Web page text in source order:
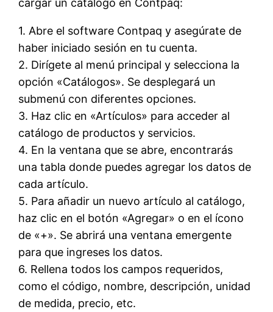
cargar un catálogo en Contpaq:
1. Abre el software Contpaq y asegúrate de
haber iniciado sesión en tu cuenta.
2. Dirígete al menú principal y selecciona la
opción «Catálogos». Se desplegará un
submenú con diferentes opciones.
3. Haz clic en «Artículos» para acceder al
catálogo de productos y servicios.
4. En la ventana que se abre, encontrarás
una tabla donde puedes agregar los datos de
cada artículo.
5. Para añadir un nuevo artículo al catálogo,
haz clic en el botón «Agregar» o en el ícono
de «+». Se abrirá una ventana emergente
para que ingreses los datos.
6. Rellena todos los campos requeridos,
como el código, nombre, descripción, unidad
de medida, precio, etc.